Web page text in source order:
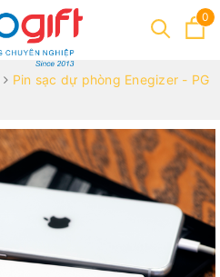
0
Pin sạc dự phòng Enegizer - PG